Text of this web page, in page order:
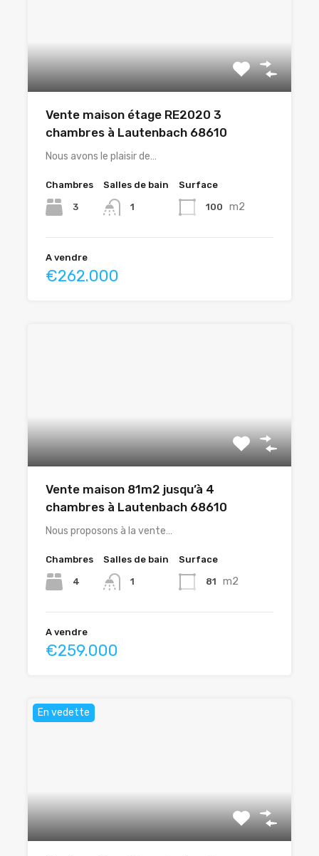
Vente maison étage RE2020 3
chambres à Lautenbach 68610
Nous avons le plaisir de…
Chambres
3
Salles de bain
1
Surface
100 m2
A vendre
€262.000
Vente maison 81m2 jusqu’à 4
chambres à Lautenbach 68610
Nous proposons à la vente…
Chambres
4
Salles de bain
1
Surface
81 m2
A vendre
€259.000
En vedette